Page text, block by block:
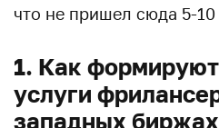
что не пришел сюда 5-10
1. Как
услуги
западных